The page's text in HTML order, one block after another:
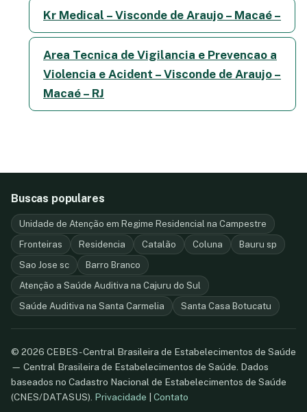
Kr Medical – Visconde de Araujo – Macaé –
Area Tecnica de Vigilancia e Prevencao a
Violencia e Acident – Visconde de Araujo –
Macaé – RJ
Buscas populares
Unidade de Atenção em Regime Residencial na Campestre
Fronteiras
Residencia Catalão Coluna
Bauru sp
Sao Jose sc
Barro Branco
Atenção a Saúde Auditiva na Cajuru do Sul
Saúde Auditiva na Santa Carmelia
Santa Casa Botucatu
© 2026 CEBES - Central Brasileira de Estabelecimentos de Saúde
— Central Brasileira de Estabelecimentos de Saúde. Dados
baseados no Cadastro Nacional de Estabelecimentos de Saúde
(CNES/DATASUS). Privacidade Contato